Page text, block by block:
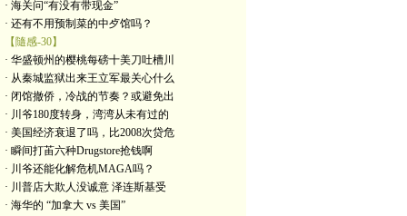
· 海关问“有没有带现金”
· 还有不用预制菜的中歺馆吗？
【隨感-30】
· 华盛顿州的樱桃每磅十美刀吐槽川
· 从秦城监狱出来王立军最关心什么
· 闭馆撤侨，冷战的节奏？或避免出
· 川爷180度转身，湾湾从未有过的
· 美国经济衰退了吗，比2008次贷危
· 瞬间打苖六种Drugstore抢钱啊
· 川爷还能化解危机MAGA吗？
· 川普店大欺人没诚意 泽连斯基受
· 海华的 “加拿大 vs 美国”